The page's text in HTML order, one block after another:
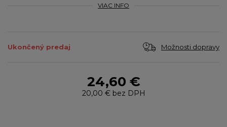
VIAC INFO
Ukončený predaj Možnosti dopravy
24,60 €
20,00 €bez DPH